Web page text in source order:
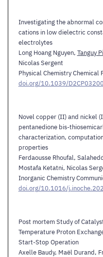
Investigating the abnormal
cations in low dielectric
electrolytes
Long Hoang Nguyen, Tanguy
Nicolas Sergent
Physical Chemistry Chemical
doi.org/10.1039/
Novel copper (II) and nickel
pentanedione bis-
characterization,
properties
Ferdaousse Rhoufal,
Mostafa Ketatni, Nicolas
Inorganic Chemistry
doi.org/10.1016/
Post mortem Study of
Temperature Proton
Start-Stop Operation
Axelle Baudy, Maël Durand,